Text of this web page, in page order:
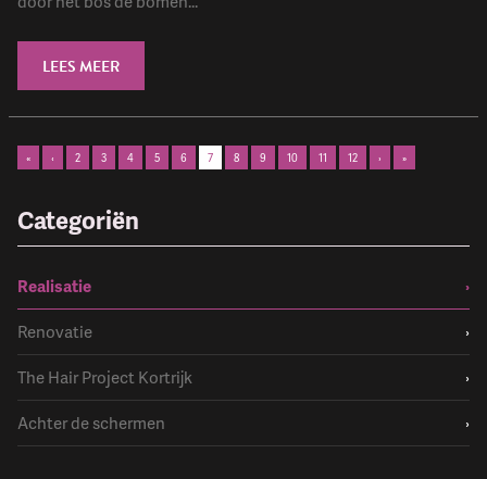
LEES MEER
« ‹ 2 3 4 5 6 7 8 9 10 11 12 › »
Categoriën
Realisatie
›
Renovatie
›
The Hair Project Kortrijk
›
Achter de schermen
›